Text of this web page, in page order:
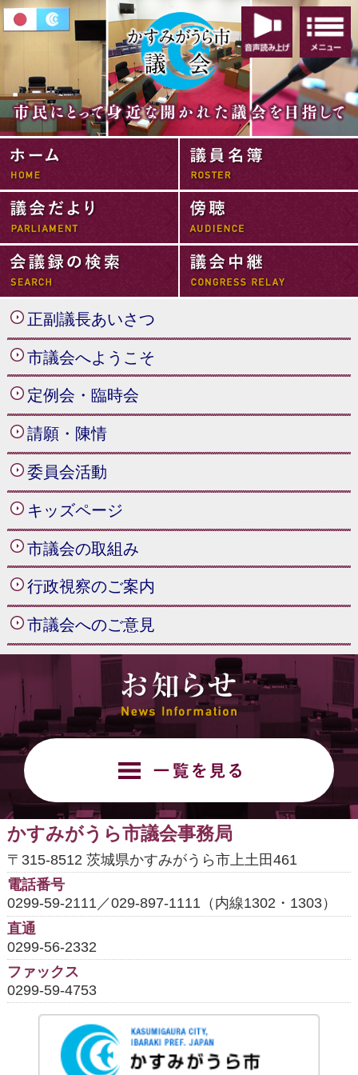
かすみがうら市
音声読
ホーム
議会だより
会議録の検索
正副議長あいさつ
市議会へようこそ
定例会・臨時会
請願・陳情
委員会活動
キッズページ
市議会の取組み
行政視察のご案内
市議会へのご意見
お
かすみがうら市議会事務局
〒315-8512 茨城県かすみがうら市上土田461
電話番号
0299-59-2111／029-897-1111（内線1302・1303）
直通
0299-56-2332
ファックス
0299-59-4753